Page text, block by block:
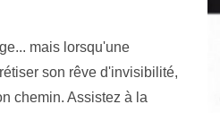
mais lorsqu'une
son rêve d'invisibilité,
chemin. Assistez à la